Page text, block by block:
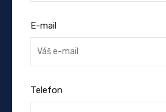
E-mail
Telefon